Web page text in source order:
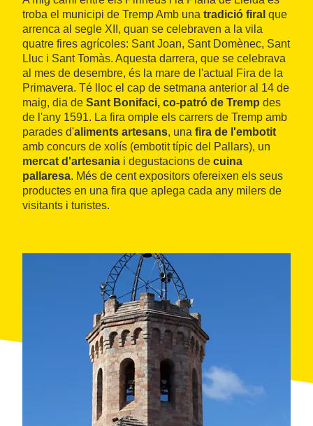
troba el municipi de Tremp Amb una tradició firal que
arrenca al segle XII, quan se celebraven a la vila
quatre fires agrícoles: Sant Joan, Sant Domènec, Sant
Lluc i Sant Tomàs. Aquesta darrera, que se celebrava
al mes de desembre, és la mare de l'actual Fira de la
Primavera. Té lloc el cap de setmana anterior al 14 de
maig, dia de Sant Bonifaci, co-patró de Tremp des
de l'any 1591. La fira omple els carrers de Tremp amb
parades d'aliments artesans, una fira de l'embotit
amb concurs de xolís (embotit típic del Pallars), un
mercat d'artesania i degustacions de cuina
pallaresa. Més de cent expositors ofereixen els seus
productes en una fira que aplega cada any milers de
visitants i turistes.